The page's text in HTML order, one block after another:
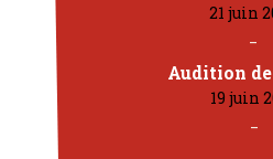
21 juin
Audition
19 juin